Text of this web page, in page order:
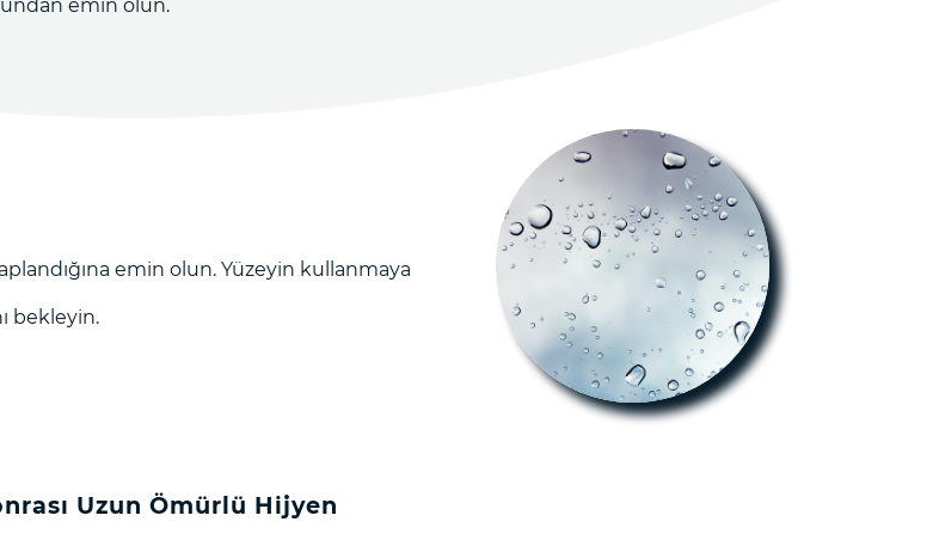
emin olun.
emin olun. Yüzeyin kullanmaya
bekleyin.
Uzun Ömürlü Hijyen